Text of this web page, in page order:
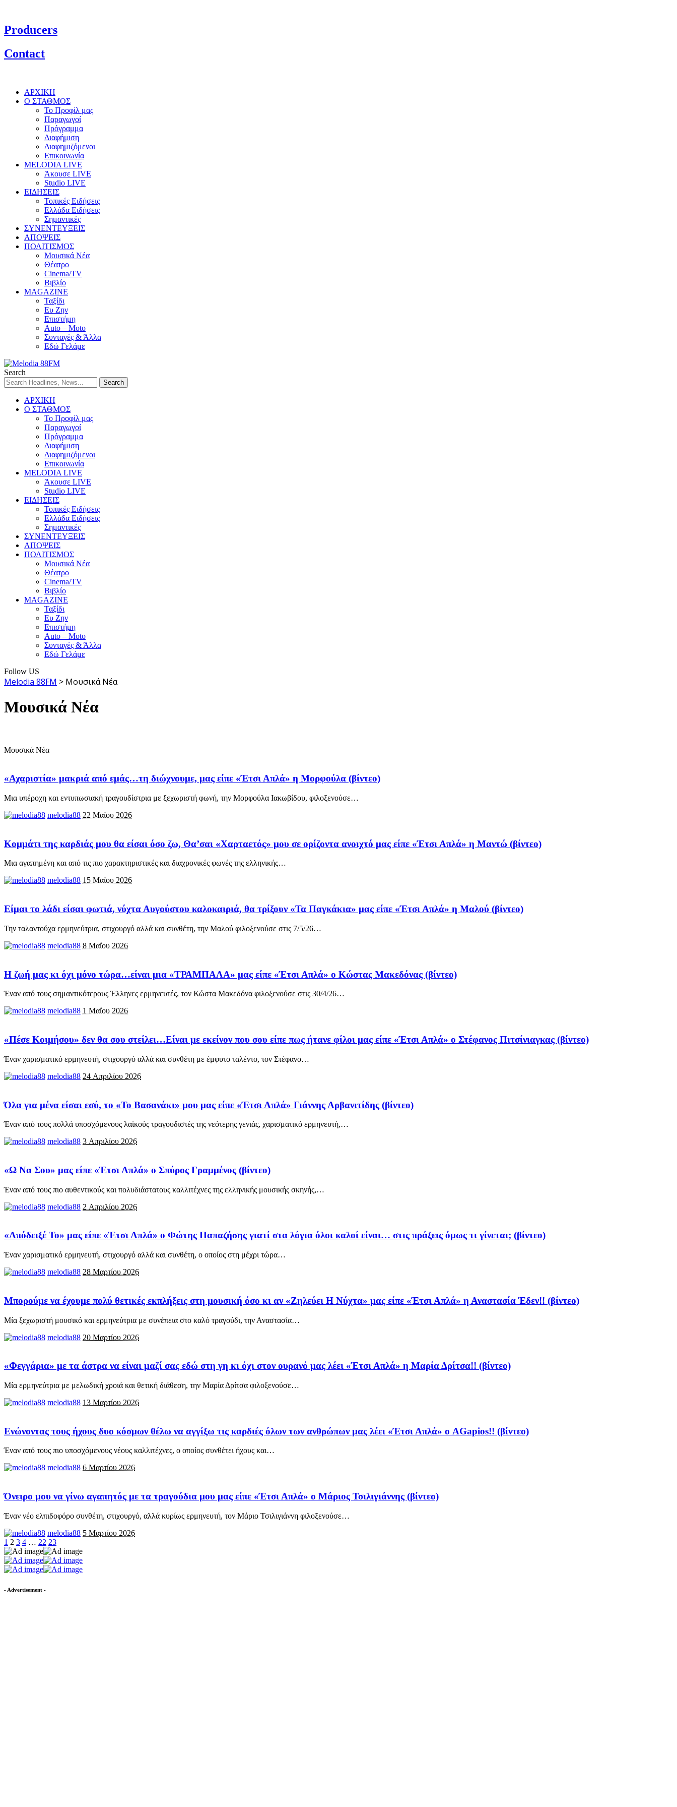
Producers
Contact
ΑΡΧΙΚΗ
Ο ΣΤΑΘΜΟΣ
Το Προφίλ μας
Παραγωγοί
Πρόγραμμα
Διαφήμιση
Διαφημιζόμενοι
Επικοινωνία
MELODIA LIVE
Άκουσε LIVE
Studio LIVE
ΕΙΔΗΣΕΙΣ
Τοπικές Ειδήσεις
Ελλάδα Ειδήσεις
Σημαντικές
ΣΥΝΕΝΤΕΥΞΕΙΣ
ΑΠΟΨΕΙΣ
ΠΟΛΙΤΙΣΜΟΣ
Μουσικά Νέα
Θέατρο
Cinema/TV
Βιβλίο
MAGAZINE
Ταξίδι
Ευ Ζην
Επιστήμη
Auto – Moto
Συνταγές & Άλλα
Εδώ Γελάμε
Search
ΑΡΧΙΚΗ
Ο ΣΤΑΘΜΟΣ
Το Προφίλ μας
Παραγωγοί
Πρόγραμμα
Διαφήμιση
Διαφημιζόμενοι
Επικοινωνία
MELODIA LIVE
Άκουσε LIVE
Studio LIVE
ΕΙΔΗΣΕΙΣ
Τοπικές Ειδήσεις
Ελλάδα Ειδήσεις
Σημαντικές
ΣΥΝΕΝΤΕΥΞΕΙΣ
ΑΠΟΨΕΙΣ
ΠΟΛΙΤΙΣΜΟΣ
Μουσικά Νέα
Θέατρο
Cinema/TV
Βιβλίο
MAGAZINE
Ταξίδι
Ευ Ζην
Επιστήμη
Auto – Moto
Συνταγές & Άλλα
Εδώ Γελάμε
Follow US
Melodia 88FM > Μουσικά Νέα
Μουσικά Νέα
Μουσικά Νέα
«Αχαριστία» μακριά από εμάς…τη διώχνουμε, μας είπε «Έτσι Απλά» η Μορφούλα (βίντεο)
Μια υπέροχη και εντυπωσιακή τραγουδίστρια με ξεχωριστή φωνή, την Μορφούλα Ιακωβίδου, φιλοξενούσε…
melodia88 22 Μαΐου 2026
Κομμάτι της καρδιάς μου θα είσαι όσο ζω, Θα’σαι «Χαρταετός» μου σε ορίζοντα ανοιχτό μας είπε «Έτσι Απλά» η Μαντώ (βίντεο)
Μια αγαπημένη και από τις πιο χαρακτηριστικές και διαχρονικές φωνές της ελληνικής…
melodia88 15 Μαΐου 2026
Είμαι το λάδι είσαι φωτιά, νύχτα Αυγούστου καλοκαιριά, θα τρίξουν «Τα Παγκάκια» μας είπε «Έτσι Απλά» η Μαλού (βίντεο)
Την ταλαντούχα ερμηνεύτρια, στιχουργό αλλά και συνθέτη, την Μαλού φιλοξενούσε στις 7/5/26…
melodia88 8 Μαΐου 2026
Η ζωή μας κι όχι μόνο τώρα…είναι μια «ΤΡΑΜΠΑΛΑ» μας είπε «Έτσι Απλά» ο Κώστας Μακεδόνας (βίντεο)
Έναν από τους σημαντικότερους Έλληνες ερμηνευτές, τον Κώστα Μακεδόνα φιλοξενούσε στις 30/4/26…
melodia88 1 Μαΐου 2026
«Πέσε Κοιμήσου» δεν θα σου στείλει…Είναι με εκείνον που σου είπε πως ήτανε φίλοι μας είπε «Έτσι Απλά» ο Στέφανος Πιτσίνιαγκας (βίντεο)
Έναν χαρισματικό ερμηνευτή, στιχουργό αλλά και συνθέτη με έμφυτο ταλέντο, τον Στέφανο…
melodia88 24 Απριλίου 2026
Όλα για μένα είσαι εσύ, το «Το Βασανάκι» μου μας είπε «Έτσι Απλά» Γιάννης Αρβανιτίδης (βίντεο)
Έναν από τους πολλά υποσχόμενους λαϊκούς τραγουδιστές της νεότερης γενιάς, χαρισματικό ερμηνευτή,…
melodia88 3 Απριλίου 2026
«Ω Να Σου» μας είπε «Έτσι Απλά» o Σπύρος Γραμμένος (βίντεο)
Έναν από τους πιο αυθεντικούς και πολυδιάστατους καλλιτέχνες της ελληνικής μουσικής σκηνής,…
melodia88 2 Απριλίου 2026
«Απόδειξέ Το» μας είπε «Έτσι Απλά» ο Φώτης Παπαζήσης γιατί στα λόγια όλοι καλοί είναι… στις πράξεις όμως τι γίνεται; (βίντεο)
Έναν χαρισματικό ερμηνευτή, στιχουργό αλλά και συνθέτη, ο οποίος στη μέχρι τώρα…
melodia88 28 Μαρτίου 2026
Μπορούμε να έχουμε πολύ θετικές εκπλήξεις στη μουσική όσο κι αν «Ζηλεύει Η Νύχτα» μας είπε «Έτσι Απλά» η Αναστασία Έδεν!! (βίντεο)
Μία ξεχωριστή μουσικό και ερμηνεύτρια με συνέπεια στο καλό τραγούδι, την Αναστασία…
melodia88 20 Μαρτίου 2026
«Φεγγάρια» με τα άστρα να είναι μαζί σας εδώ στη γη κι όχι στον ουρανό μας λέει «Έτσι Απλά» η Μαρία Δρίτσα!! (βίντεο)
Μία ερμηνεύτρια με μελωδική χροιά και θετική διάθεση, την Μαρία Δρίτσα φιλοξενούσε…
melodia88 13 Μαρτίου 2026
Ενώνοντας τους ήχους δυο κόσμων θέλω να αγγίξω τις καρδιές όλων των ανθρώπων μας λέει «Έτσι Απλά» ο AGapios!! (βίντεο)
Έναν από τους πιο υποσχόμενους νέους καλλιτέχνες, ο οποίος συνθέτει ήχους και…
melodia88 6 Μαρτίου 2026
Όνειρο μου να γίνω αγαπητός με τα τραγούδια μου μας είπε «Έτσι Απλά» o Μάριος Τσιλιγιάννης (βίντεο)
Έναν νέο ελπιδοφόρο συνθέτη, στιχουργό, αλλά κυρίως ερμηνευτή, τον Μάριο Τσιλιγιάννη φιλοξενούσε…
melodia88 5 Μαρτίου 2026
1 2 3 4 … 22 23
- Advertisement -